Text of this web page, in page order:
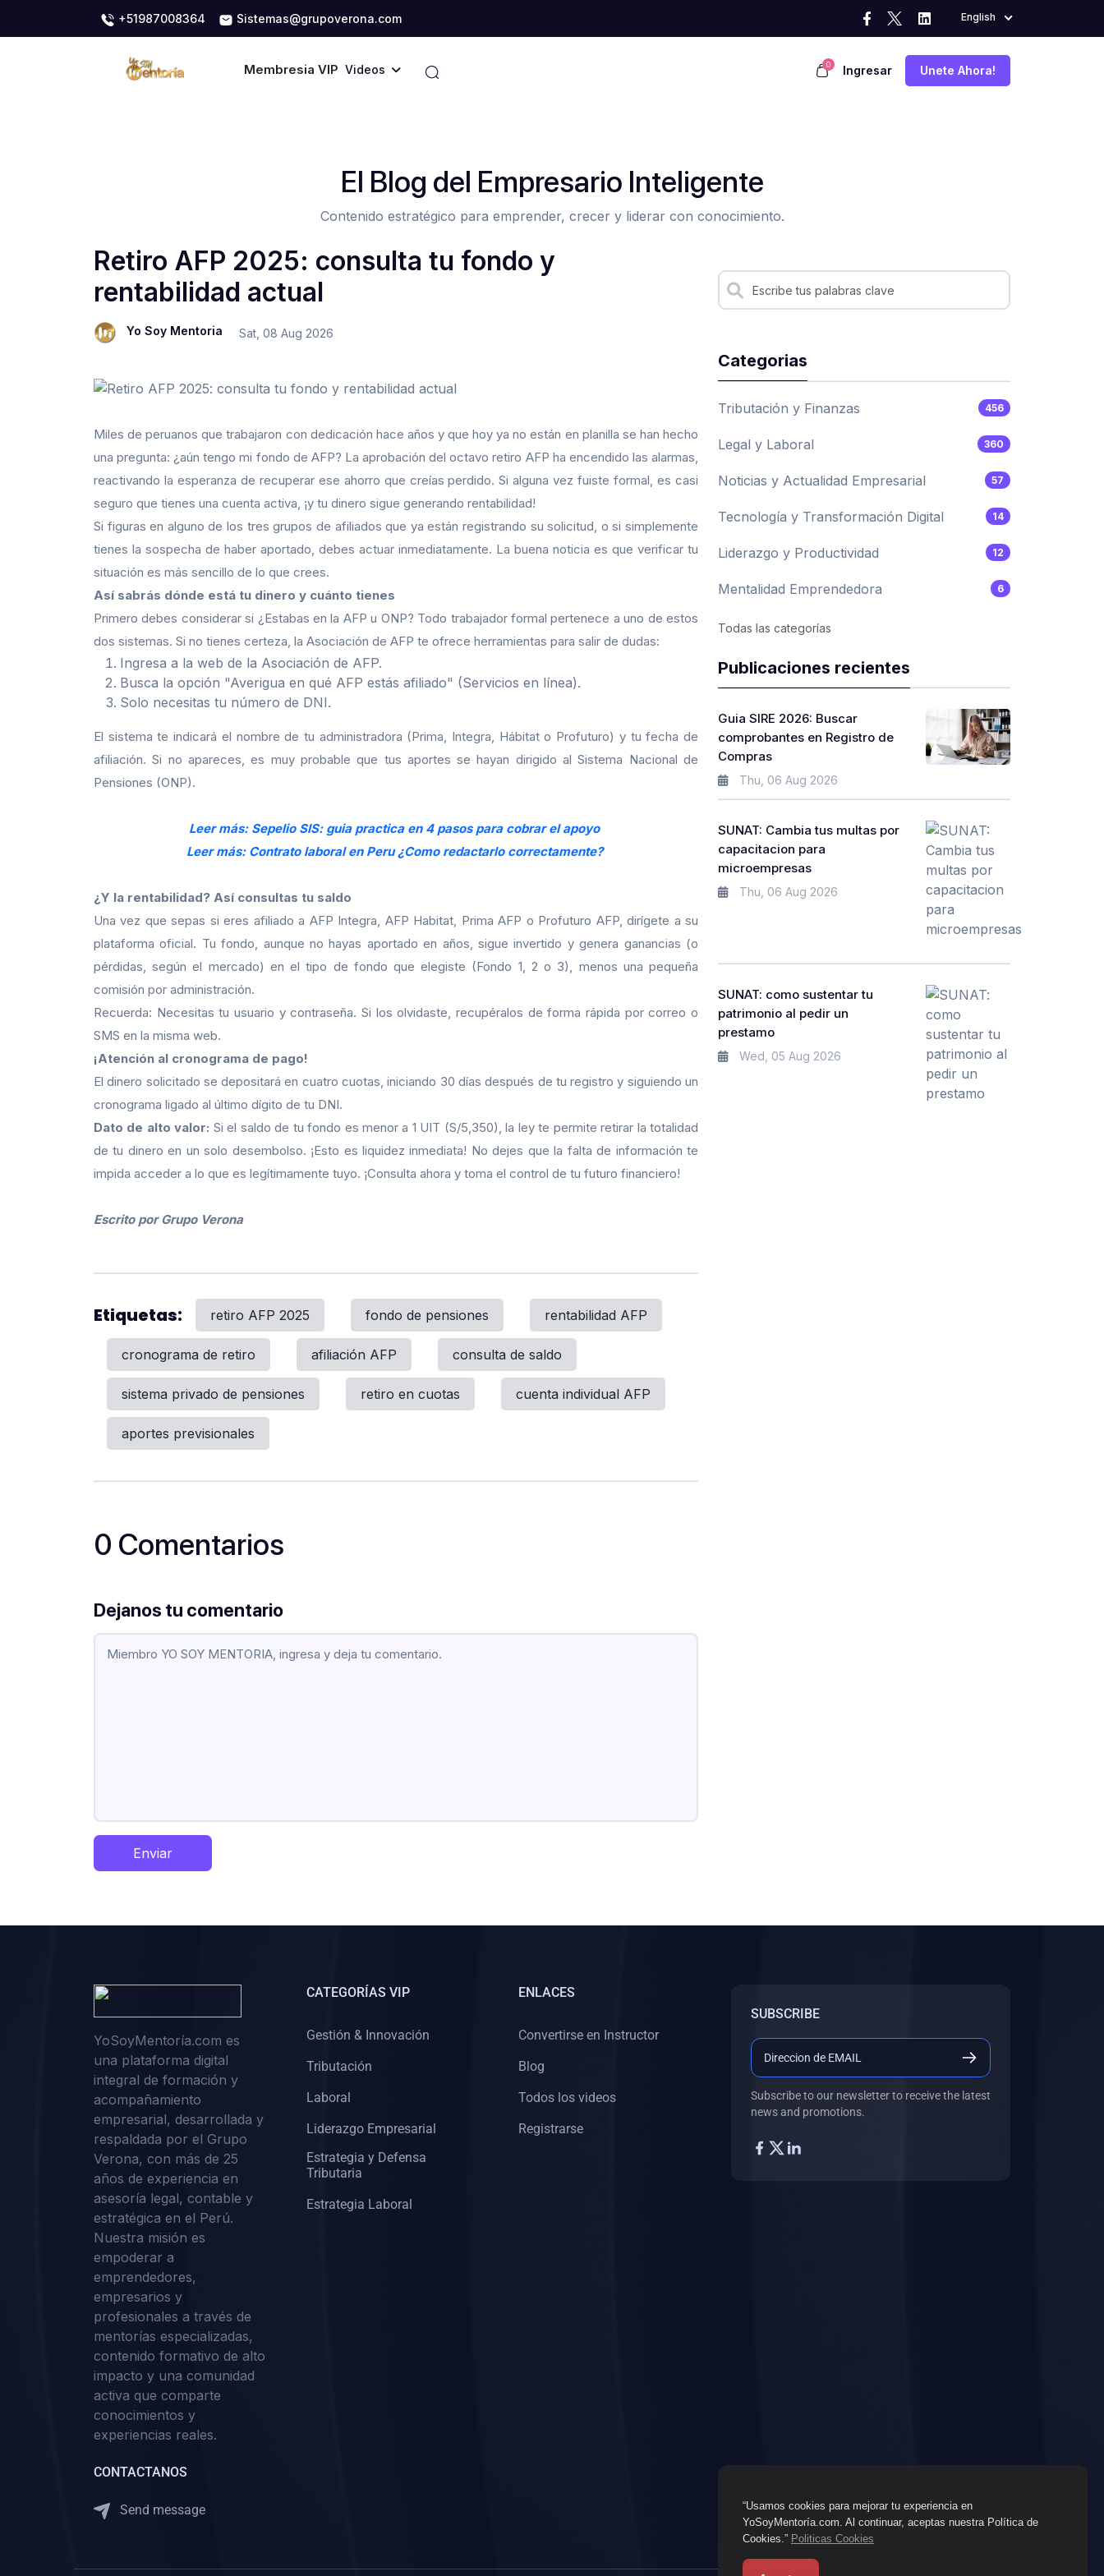
+51987008364 Sistemas@grupoverona.com English
Membresia VIP Videos 0 Ingresar Unete Ahora!
“Usamos cookies para mejorar tu experiencia en
YoSoyMentoría.com. Al continuar, aceptas nuestra Política de
Cookies.” Politicas Cookies
El Blog del Empresario Inteligente
Contenido estratégico para emprender, crecer y liderar con conocimiento.
Retiro AFP 2025: consulta tu fondo y
rentabilidad actual
Yo Soy Mentoria Sat, 08 Aug 2026
Miles de peruanos que trabajaron con dedicación hace años y que hoy ya no están en planilla se han hecho
una pregunta: ¿aún tengo mi fondo de AFP? La aprobación del octavo retiro AFP ha encendido las alarmas,
reactivando la esperanza de recuperar ese ahorro que creías perdido. Si alguna vez fuiste formal, es casi
seguro que tienes una cuenta activa, ¡y tu dinero sigue generando rentabilidad!
Si figuras en alguno de los tres grupos de afiliados que ya están registrando su solicitud, o si simplemente
tienes la sospecha de haber aportado, debes actuar inmediatamente. La buena noticia es que verificar tu
situación es más sencillo de lo que crees.
Así sabrás dónde está tu dinero y cuánto tienes
Primero debes considerar si ¿Estabas en la AFP u ONP? Todo trabajador formal pertenece a uno de estos
dos sistemas. Si no tienes certeza, la Asociación de AFP te ofrece herramientas para salir de dudas:
Ingresa a la web de la Asociación de AFP.
Busca la opción "Averigua en qué AFP estás afiliado" (Servicios en línea).
Solo necesitas tu número de DNI.
El sistema te indicará el nombre de tu administradora (Prima, Integra, Hábitat o Profuturo) y tu fecha de
afiliación. Si no apareces, es muy probable que tus aportes se hayan dirigido al Sistema Nacional de
Pensiones (ONP).
Leer más: Sepelio SIS: guia practica en 4 pasos para cobrar el apoyo
Leer más: Contrato laboral en Peru ¿Como redactarlo correctamente?
¿Y la rentabilidad? Así consultas tu saldo
Una vez que sepas si eres afiliado a AFP Integra, AFP Habitat, Prima AFP o Profuturo AFP, dirígete a su
plataforma oficial. Tu fondo, aunque no hayas aportado en años, sigue invertido y genera ganancias (o
pérdidas, según el mercado) en el tipo de fondo que elegiste (Fondo 1, 2 o 3), menos una pequeña
comisión por administración.
Recuerda: Necesitas tu usuario y contraseña. Si los olvidaste, recupéralos de forma rápida por correo o
SMS en la misma web.
¡Atención al cronograma de pago!
El dinero solicitado se depositará en cuatro cuotas, iniciando 30 días después de tu registro y siguiendo un
cronograma ligado al último dígito de tu DNI.
Dato de alto valor: Si el saldo de tu fondo es menor a 1 UIT (S/5,350), la ley te permite retirar la totalidad
de tu dinero en un solo desembolso. ¡Esto es liquidez inmediata! No dejes que la falta de información te
impida acceder a lo que es legítimamente tuyo. ¡Consulta ahora y toma el control de tu futuro financiero!
Escrito por Grupo Verona
Etiquetas: retiro AFP 2025 fondo de pensiones rentabilidad AFP
cronograma de retiro afiliación AFP consulta de saldo
sistema privado de pensiones retiro en cuotas cuenta individual AFP
aportes previsionales
0 Comentarios
Dejanos tu comentario
Enviar
Categorias
Tributación y Finanzas 456
Legal y Laboral 360
Noticias y Actualidad Empresarial 57
Tecnología y Transformación Digital 14
Liderazgo y Productividad 12
Mentalidad Emprendedora 6
Todas las categorías
Publicaciones recientes
Guia SIRE 2026: Buscar
comprobantes en Registro de
Compras
Thu, 06 Aug 2026
SUNAT: Cambia tus multas por
capacitacion para
microempresas
Thu, 06 Aug 2026
SUNAT: como sustentar tu
patrimonio al pedir un
prestamo
Wed, 05 Aug 2026
YoSoyMentoría.com es
una plataforma digital
integral de formación y
acompañamiento
empresarial, desarrollada y
respaldada por el Grupo
Verona, con más de 25
años de experiencia en
asesoría legal, contable y
estratégica en el Perú.
Nuestra misión es
empoderar a
emprendedores,
empresarios y
profesionales a través de
mentorías especializadas,
contenido formativo de alto
impacto y una comunidad
activa que comparte
conocimientos y
experiencias reales.
CONTACTANOS
Send message
CATEGORÍAS VIP
Gestión & Innovación
Tributación
Laboral
Liderazgo Empresarial
Estrategia y Defensa
Tributaria
Estrategia Laboral
ENLACES
Convertirse en Instructor
Blog
Todos los videos
Registrarse
SUBSCRIBE
Subscribe to our newsletter to receive the latest
news and promotions.